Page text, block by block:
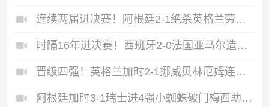
连续两届进决赛！阿根廷2-1绝杀英格兰劳塔罗恩佐破门梅西两助攻
时隔16年进决赛！西班牙2-0法国亚马尔造点奥亚萨瓦尔、波罗破门
晋级四强！英格兰加时2-1挪威贝林厄姆连场双响谢尔德鲁普破门
阿根廷加时3-1瑞士进4强小蜘蛛破门梅西助攻麦卡恩博洛假摔染红